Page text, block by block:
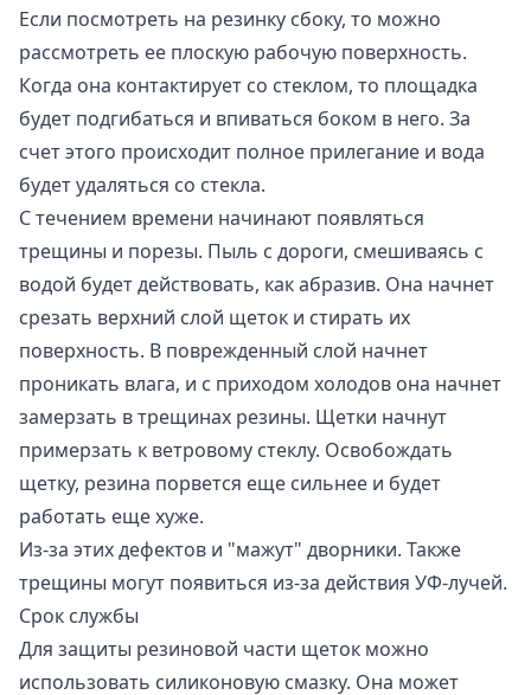
Если посмотреть на резинку сбоку, то можно
рассмотреть ее плоскую рабочую поверхность.
Когда она контактирует со стеклом, то площадка
будет подгибаться и впиваться боком в него. За
счет этого происходит полное прилегание и вода
будет удаляться со стекла.
С течением времени начинают появляться
трещины и порезы. Пыль с дороги, смешиваясь с
водой будет действовать, как абразив. Она начнет
срезать верхний слой щеток и стирать их
поверхность. В поврежденный слой начнет
проникать влага, и с приходом холодов она начнет
замерзать в трещинах резины. Щетки начнут
примерзать к ветровому стеклу. Освобождать
щетку, резина порвется еще сильнее и будет
работать еще хуже.
Из-за этих дефектов и "мажут" дворники. Также
трещины могут появиться из-за действия УФ-лучей.
Срок службы
Для защиты резиновой части щеток можно
использовать силиконовую смазку. Она может